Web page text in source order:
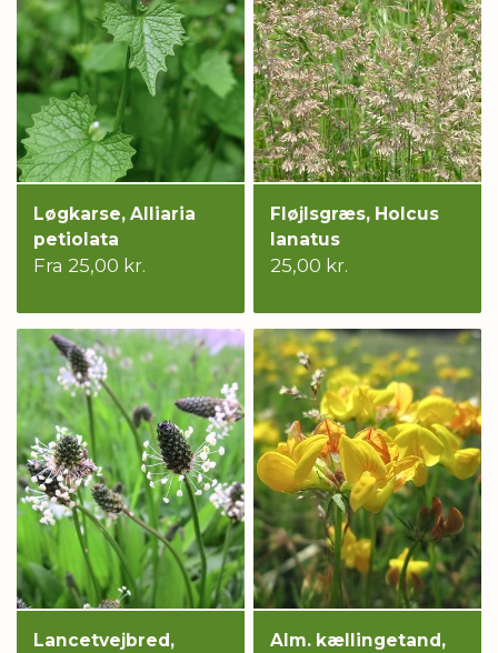
Løgkarse, Alliaria
petiolata
Fra 25,00 kr.
Fløjlsgræs, Holcus
lanatus
25,00 kr.
Lancetvejbred,
Alm. kællingetand,